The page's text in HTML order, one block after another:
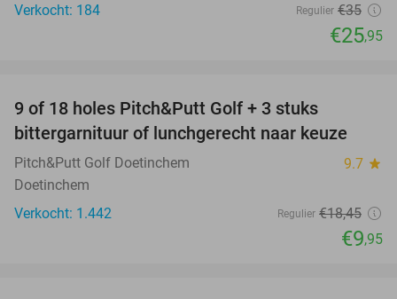
Verkocht: 184
Regulier €35
€25,95
9 of 18 holes Pitch&Putt Golf + 3 stuks
bittergarnituur of lunchgerecht naar keuze
Pitch&Putt Golf Doetinchem 9.7 star
Doetinchem
Verkocht: 1.442
Regulier €18,45
€9,95